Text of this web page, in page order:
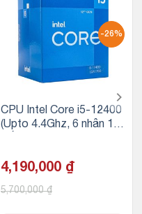
-26%
CPU Intel Core i5-12400
(Upto 4.4Ghz, 6 nhân 12
700
4,190,000 ₫
5,700,000₫